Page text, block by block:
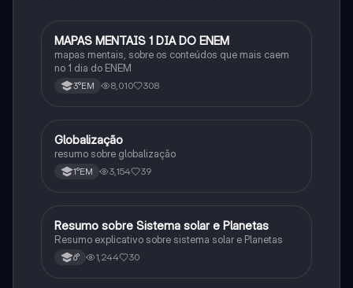
Português
MAPAS MENTAIS 1 DIA DO ENEM
mapas mentais, sobre os conteúdos que mais caem
no 1 dia do ENEM
3°EM 8,010 308
Geografia
Globalização
resumo sobre globalização
1°EM 3,154 39
Geografia
Resumo sobre Sistema solar e Planetas
Resumo explicativo sobre sistema solar e Planetas
6° 1,244 30